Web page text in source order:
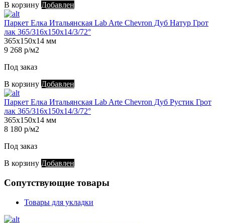
В корзину Добавлен
Паркет Елка Итальянская Lab Arte Chevron Дуб Натур Грот
лак 365/316х150х14/3/72°
365х150х14 мм
9 268 р/м2
Под заказ
В корзину Добавлен
Паркет Елка Итальянская Lab Arte Chevron Дуб Рустик Грот
лак 365/316х150х14/3/72°
365х150х14 мм
8 180 р/м2
Под заказ
В корзину Добавлен
Сопутствующие товары
Товары для укладки